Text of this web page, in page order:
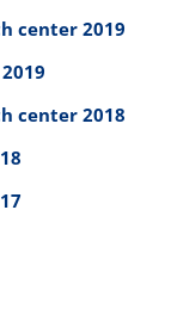
center 2019
center 2018